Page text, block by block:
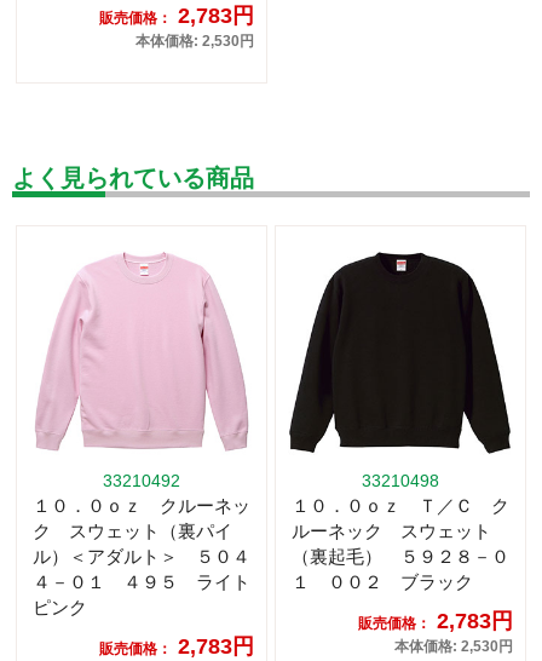
販売価格： 2,783円
本体価格: 2,530円
よく見られている商品
33210492
１０．０ｏｚ クルーネッ
ク スウェット（裏パイ
ル）＜アダルト＞ ５０４
４－０１ ４９５ ライト
ピンク
販売価格： 2,783円
33210498
１０．０ｏｚ Ｔ／Ｃ ク
ルーネック スウェット
（裏起毛） ５９２８－０
１ ００２ ブラック
販売価格： 2,783円
本体価格: 2,530円